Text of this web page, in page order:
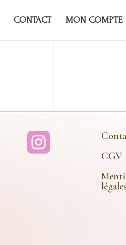
CONTACT MON COMPTE

CGV
légales